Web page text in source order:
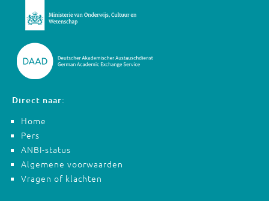
Direct naar:
Home
Pers
ANBI-status
Algemene voorwaarden
Vragen of klachten